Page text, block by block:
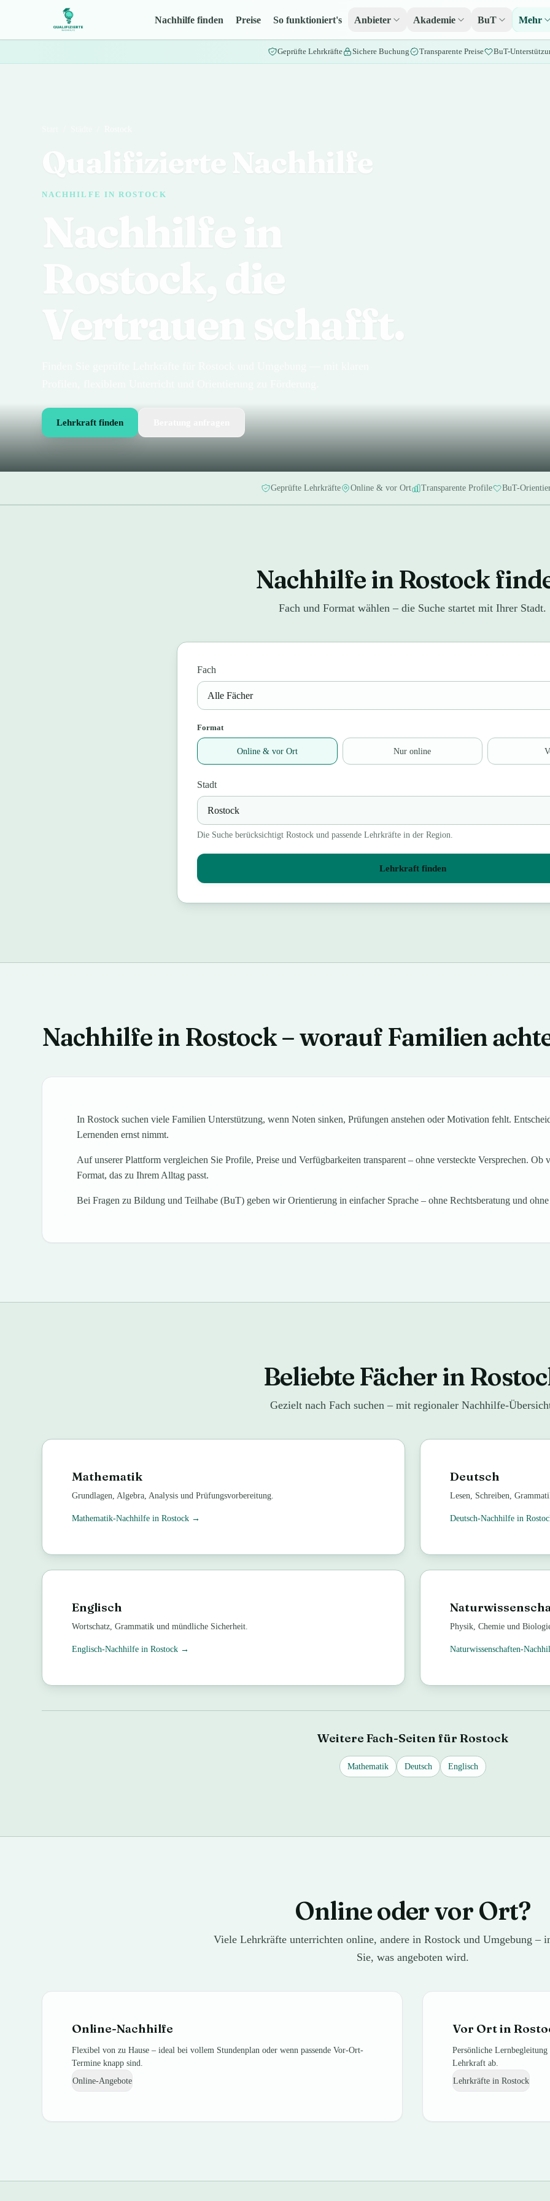
Nachhilfe finden Preise So funktioniert's Anbieter Akademie BuT Mehr
Geprüfte Lehrkräfte Sichere Buchung Transparente Preise BuT-
Qualifizierte Nachhilfe
NACHHILFE IN ROSTOCK
Nachhilfe in
Rostock, die
Vertrauen schafft.
Lehrkraft finden
Geprüfte Lehrkräfte Online & vor Ort Transparente Profile BuT-
Nachhilfe in Rostock
Fach und Format wählen – die Suche startet mit Ihrer Stadt.
Fach
Format
Online & vor Ort Nur online
Stadt
Die Suche berücksichtigt Rostock und passende Lehrkräfte in der Region.
Lehrkraft finden
Nachhilfe in Rostock – worauf Familien
In Rostock suchen viele Familien Unterstützung, wenn Noten sinken, Prüfungen anstehen oder Motivation fehlt.
Lernenden ernst nimmt.
Auf unserer Plattform vergleichen Sie Profile, Preise und Verfügbarkeiten transparent – ohne versteckte Versprechen.
Format, das zu Ihrem Alltag passt.
Bei Fragen zu Bildung und Teilhabe (BuT) geben wir Orientierung in einfacher Sprache – ohne Rechtsberatung und
Beliebte Fächer in
Gezielt nach Fach suchen – mit regionaler Nachhilfe-
Mathematik
Grundlagen, Algebra, Analysis und Prüfungsvorbereitung.
Mathematik-Nachhilfe in Rostock →
Deutsch
Lesen, Schreiben,
Deutsch-Nachhilfe in
Englisch
Wortschatz, Grammatik und mündliche Sicherheit.
Englisch-Nachhilfe in Rostock →
Physik, Chemie und
Naturwissenschaften-
Weitere Fach-Seiten für Rostock
Mathematik Deutsch Englisch
Online oder vor Ort?
Viele Lehrkräfte unterrichten online, andere in Rostock und Umgebung –
Sie, was angeboten wird.
Online-Nachhilfe
Flexibel von zu Hause – ideal bei vollem Stundenplan oder wenn passende Vor-Ort-
Termine knapp sind.
Online-Angebote
Vor Ort in
Persönliche
Lehrkraft ab.
Lehrkräfte in Rostock